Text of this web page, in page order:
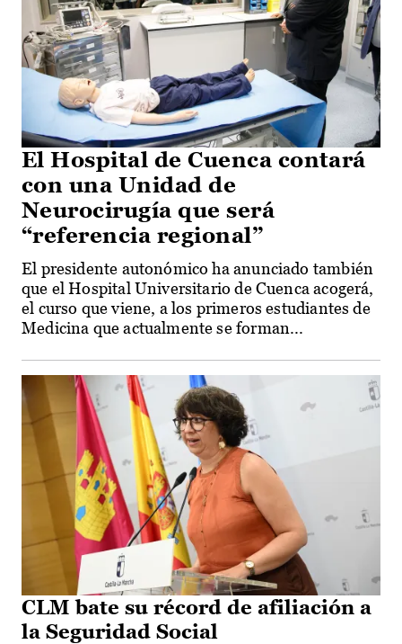
El Hospital de Cuenca contará
con una Unidad de
Neurocirugía que será
“referencia regional”
El presidente autonómico ha anunciado también
que el Hospital Universitario de Cuenca acogerá,
el curso que viene, a los primeros estudiantes de
Medicina que actualmente se forman...
CLM bate su récord de afiliación a
la Seguridad Social